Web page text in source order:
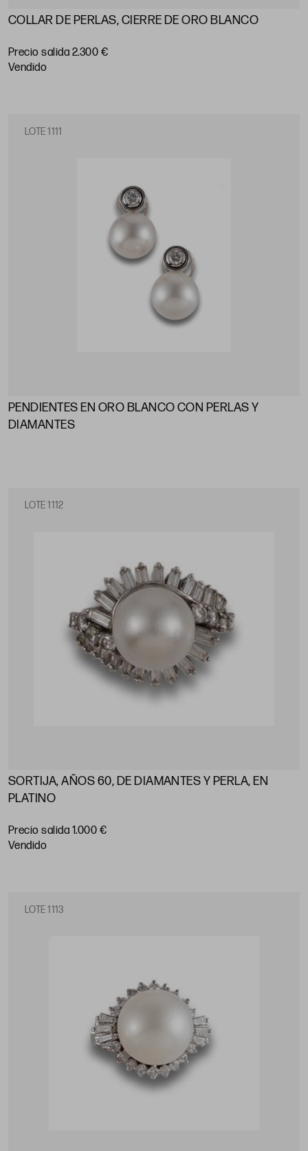
COLLAR DE PERLAS, CIERRE DE ORO BLANCO
Precio salida 2.300 €
vendido
LOTE 1111
PENDIENTES EN ORO BLANCO CON PERLAS Y
DIAMANTES
LOTE 1112
SORTIJA, AÑOS 60, DE DIAMANTES Y PERLA, EN
PLATINO
Precio salida 1.000 €
vendido
LOTE 1113